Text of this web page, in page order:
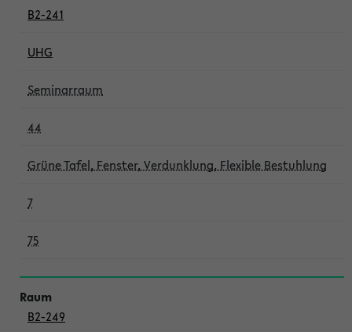
B2-241
UHG
Seminarraum
44
Grüne Tafel, Fenster, Verdunklung, Flexible Bestuhlung
7
75
B2-249